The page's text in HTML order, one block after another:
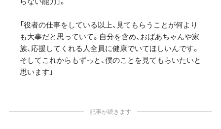
「役者の仕事をしている以上、見てもらうことが何より
も大事だと思っていて。自分を含め、おばあちゃんや家
族、応援してくれる人全員に健康でいてほしいんです。
そしてこれからもずっと、僕のことを見てもらいたいと
思います」
記事が続きます